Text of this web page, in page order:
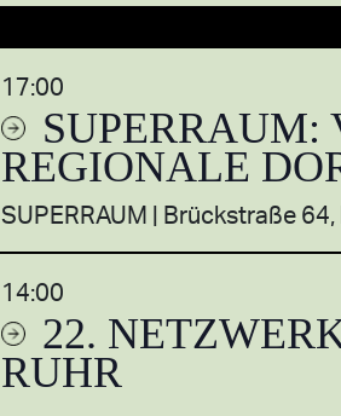
SUPERRAUM:
REGIONALE
17:00
SUPERRAUM Brückstraße
22.
RUHR
14:00